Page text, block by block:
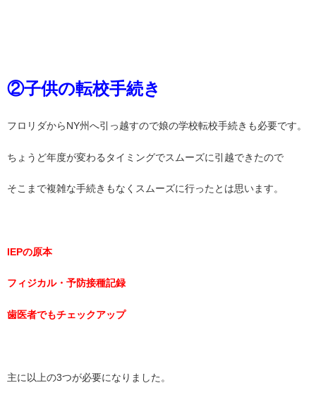
②子供の転校手続き
フロリダからNY州へ引っ越すので娘の学校転校手続きも必要です。
ちょうど年度が変わるタイミングでスムーズに引越できたので
そこまで複雑な手続きもなくスムーズに行ったとは思います。
IEPの原本
フィジカル・予防接種記録
歯医者でもチェックアップ
主に以上の3つが必要になりました。